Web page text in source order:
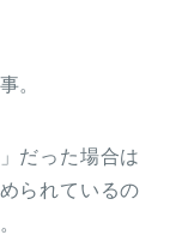
。
だった場合は
られているの